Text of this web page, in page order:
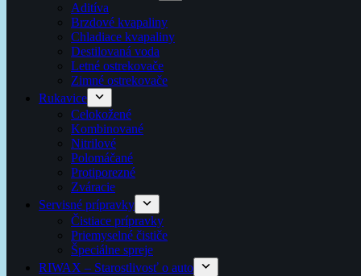
Aditíva
Brzdové kvapaliny
Chladiace kvapaliny
Destilovaná voda
Letné ostrekovače
Zimné ostrekovače
Rukavice
Celokožené
Kombinované
Nitrilové
Polomáčané
Protiporezné
Zváracie
Servisné prípravky
Čistiace prípravky
Priemyselné čističe
Špeciálne spreje
RIWAX – Starostlivosť o auto